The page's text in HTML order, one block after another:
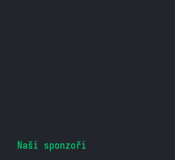
Naši sponzoři